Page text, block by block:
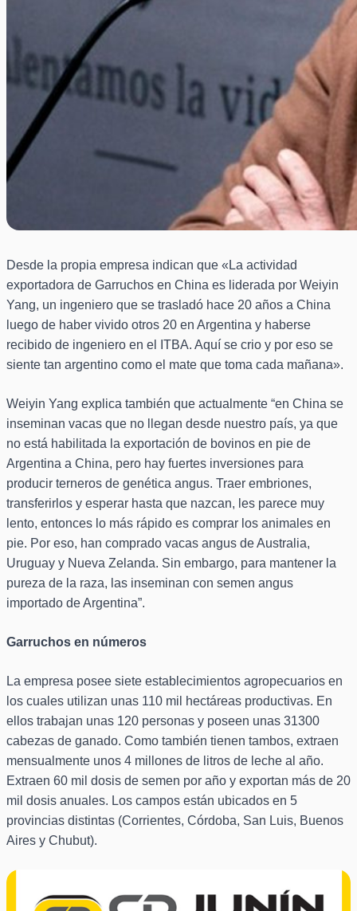
Desde la propia empresa indican que «La actividad
exportadora de Garruchos en China es liderada por Weiyin
Yang, un ingeniero que se trasladó hace 20 años a China
luego de haber vivido otros 20 en Argentina y haberse
recibido de ingeniero en el ITBA. Aquí se crio y por eso se
siente tan argentino como el mate que toma cada mañana».
Weiyin Yang explica también que actualmente “en China se
inseminan vacas que no llegan desde nuestro país, ya que
no está habilitada la exportación de bovinos en pie de
Argentina a China, pero hay fuertes inversiones para
producir terneros de genética angus. Traer embriones,
transferirlos y esperar hasta que nazcan, les parece muy
lento, entonces lo más rápido es comprar los animales en
pie. Por eso, han comprado vacas angus de Australia,
Uruguay y Nueva Zelanda. Sin embargo, para mantener la
pureza de la raza, las inseminan con semen angus
importado de Argentina”.
Garruchos en números
La empresa posee siete establecimientos agropecuarios en
los cuales utilizan unas 110 mil hectáreas productivas. En
ellos trabajan unas 120 personas y poseen unas 31300
cabezas de ganado. Como también tienen tambos, extraen
mensualmente unos 4 millones de litros de leche al año.
Extraen 60 mil dosis de semen por año y exportan más de 20
mil dosis anuales. Los campos están ubicados en 5
provincias distintas (Corrientes, Córdoba, San Luis, Buenos
Aires y Chubut).